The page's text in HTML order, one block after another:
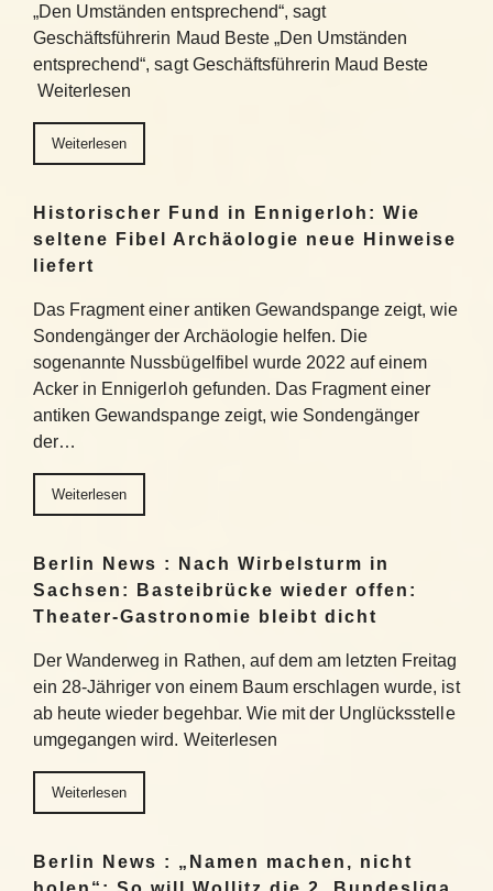
„Den Umständen entsprechend“, sagt
Geschäftsführerin Maud Beste „Den Umständen
entsprechend“, sagt Geschäftsführerin Maud Beste
Weiterlesen
Weiterlesen
Historischer Fund in Ennigerloh: Wie
seltene Fibel Archäologie neue Hinweise
liefert
Das Fragment einer antiken Gewandspange zeigt, wie
Sondengänger der Archäologie helfen. Die
sogenannte Nussbügelfibel wurde 2022 auf einem
Acker in Ennigerloh gefunden. Das Fragment einer
antiken Gewandspange zeigt, wie Sondengänger
der…
Weiterlesen
Berlin News : Nach Wirbelsturm in
Sachsen: Basteibrücke wieder offen:
Theater-Gastronomie bleibt dicht
Der Wanderweg in Rathen, auf dem am letzten Freitag
ein 28-Jähriger von einem Baum erschlagen wurde, ist
ab heute wieder begehbar. Wie mit der Unglücksstelle
umgegangen wird. Weiterlesen
Weiterlesen
Berlin News : „Namen machen, nicht